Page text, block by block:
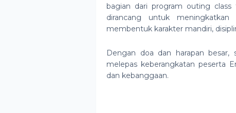
bagian dari program outing class
dirancang untuk
membentuk karakter mandiri,
Dengan doa dan harapan besar,
melepas keberangkatan peserta
dan kebanggaan.